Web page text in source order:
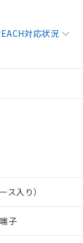
対応状況
ス入り）
子